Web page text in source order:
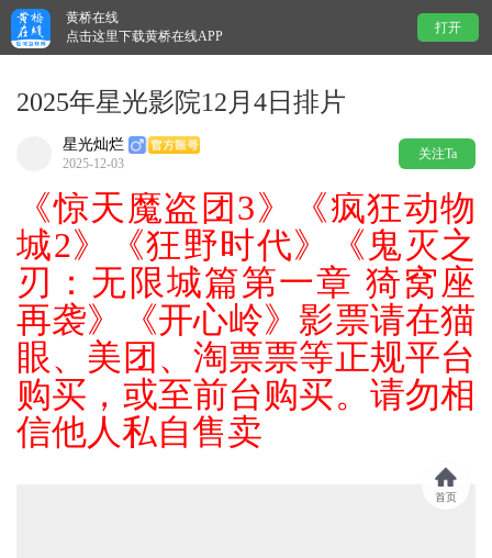
黄桥在线
点击这里下载黄桥在线APP
打开
2025年星光影院12月4日排片
星光灿烂
2025-12-03
关注Ta
《惊天魔盗团3》《疯狂动物
城2》《狂野时代》《鬼灭之
刃：无限城篇第一章 猗窝座
再袭》《开心岭》 影票请在猫
眼、美团、淘票票等正规平台
购买，或至前台购买。 请勿相
信他人私自售卖
首页